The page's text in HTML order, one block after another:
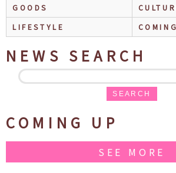
GOODS
LIFESTYLE
NEWS SEARCH
SEARCH
COMING UP
SEE MORE